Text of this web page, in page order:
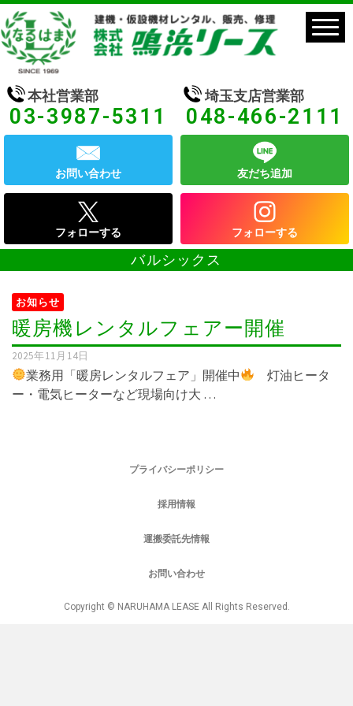
本社営業部
03-3987-5311
埼玉支店営業部
048-466-2111
お問い合わせ 友だち追加
フォローする フォローする
バルシックス
お知らせ
暖房機レンタルフェアー開催
2025年11月14日
業務用「暖房レンタルフェア」開催中
灯油ヒータ
ー・電気ヒーターなど現場向け大 …
プライバシーポリシー
採用情報
運搬委託先情報
お問い合わせ
Copyright © NARUHAMA LEASE All Rights Reserved.